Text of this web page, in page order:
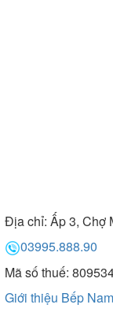
Địa chỉ: Ấp 3, Chợ
03995.888.90
Mã số thuế:
Giới thiệu Bếp